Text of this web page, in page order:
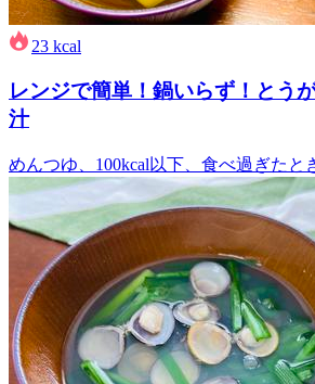
23 kcal
レンジで簡単！鍋いらず！とう
汁
めんつゆ、100kcal以下、食べ過ぎたと